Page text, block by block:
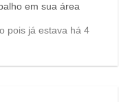
em sua área
pois já estava há 4